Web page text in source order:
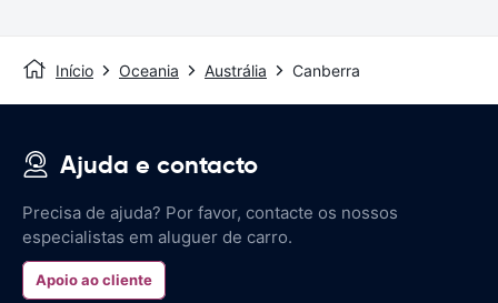
Início Oceania Austrália Canberra
Ajuda e contacto
Precisa de ajuda? Por favor, contacte os nossos
especialistas em aluguer de carro.
Apoio ao cliente